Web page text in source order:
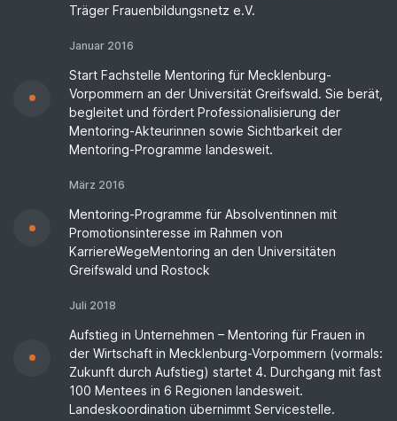
Träger Frauenbildungsnetz e.V.
Januar 2016
Start Fachstelle Mentoring für Mecklenburg-
Vorpommern an der Universität Greifswald. Sie berät,
begleitet und fördert Professionalisierung der
Mentoring-Akteurinnen sowie Sichtbarkeit der
Mentoring-Programme landesweit.
März 2016
Mentoring-Programme für Absolventinnen mit
Promotionsinteresse im Rahmen von
KarriereWegeMentoring an den Universitäten
Greifswald und Rostock
Juli 2018
Aufstieg in Unternehmen – Mentoring für Frauen in
der Wirtschaft in Mecklenburg-Vorpommern (vormals:
Zukunft durch Aufstieg) startet 4. Durchgang mit fast
100 Mentees in 6 Regionen landesweit.
Landeskoordination übernimmt Servicestelle.